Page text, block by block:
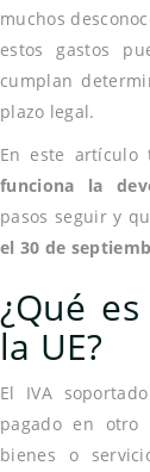
muchos
estos gastos
cumplan
plazo legal.
En este artículo
funciona la
pasos seguir y
el 30 de
¿Qué
la UE?
El IVA
pagado en
bienes o